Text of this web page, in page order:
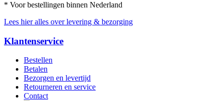
* Voor bestellingen binnen Nederland
Lees hier alles over levering & bezorging
Klantenservice
Bestellen
Betalen
Bezorgen en levertijd
Retourneren en service
Contact